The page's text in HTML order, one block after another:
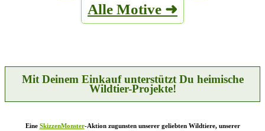
Produktseite
gewählt
Varianten
auf.
Produktseite
gewählt
werden
Alle Motive ➜
Mit Deinem Einkauf unterstützt Du heimische
Wildtier-Projekte!
Eine SkizzenMonster-Aktion zugunsten unserer geliebten Wildtiere, unserer